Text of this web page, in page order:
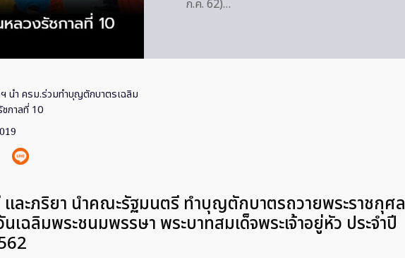
ก.ค. 62)…
นำ ครม.ร่วมทำบุญตักบาตรเฉลิม
กาลที่ 10
ละภริยา นำคณะรัฐมนตรี ทำบุญตักบาตรถวายพระราชกุศล
นเฉลิมพระชนมพรรษา พระบาทสมเด็จพระเจ้าอยู่หัว ประจำปี